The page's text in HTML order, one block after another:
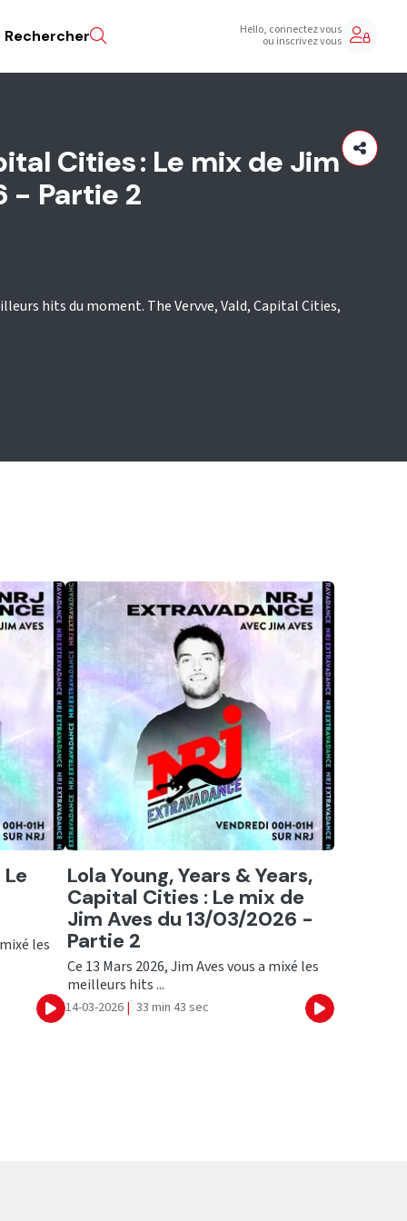
Rechercher Hello, connectez vous
ou inscrivez vous
Cities : Le mix de Jim
- Partie 2
hits du moment. The Vervve, Vald, Capital Cities,
Le
les
Ecouter
Ecouter
Lola Young, Years & Years,
Capital Cities : Le mix de
Jim Aves du 13/03/2026 -
Partie 2
Ce 13 Mars 2026, Jim Aves vous a mixé les
meilleurs hits ...
14-03-2026 | 33 min 43 sec Ecouter